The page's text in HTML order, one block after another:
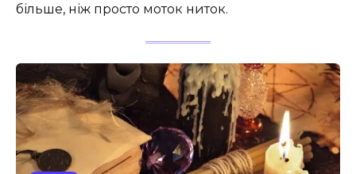
більше, ніж просто моток ниток.